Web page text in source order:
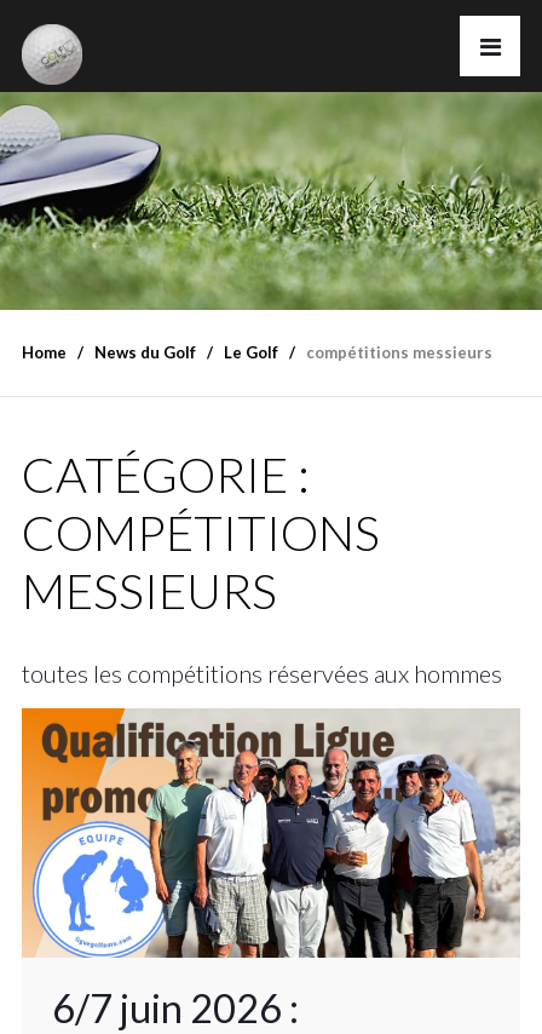
Home News du Golf Le Golf compétitions messieurs
CATÉGORIE :
COMPÉTITIONS
MESSIEURS
toutes les compétitions réservées aux hommes
6/7 juin 2026 :